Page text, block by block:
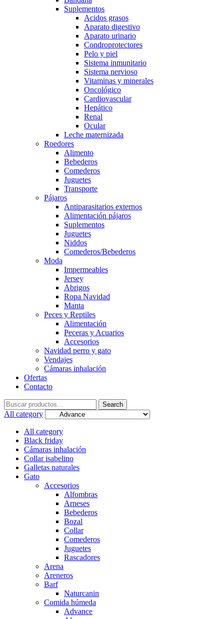
Suplementos
Acidos grasos
Aparato digestivo
Aparato urinario
Condroprotectores
Pelo y piel
Sistema inmunitario
Sistema nervioso
Vitaminas y minerales
Oncológico
Cardiovascular
Hepático
Renal
Ocular
Leche maternizada
Roedores
Alimento
Bebederos
Comederos
Juguetes
Transporte
Pájaros
Antiparasitarios externos
Alimentación pájaros
Suplementos
Juguetes
Niddos
Comederos/Bebederos
Moda
Impermeables
Jersey
Abrigos
Ropa Navidad
Manta
Peces y Reptiles
Alimentación
Peceras y Acuarios
Accesorios
Navidad perro y gato
Vendajes
Cámaras inhalación
Ofertas
Contacto
Search
for:
Search
All category
All category
Black friday
Cámaras inhalación
Collar isabelino
Galletas naturales
Gato
Accesorios
Alfombras
Arneses
Bebederos
Bozal
Collar
Comederos
Juguetes
Rascadores
Arena
Areneros
Barf
Naturcanin
Comida húmeda
Advance